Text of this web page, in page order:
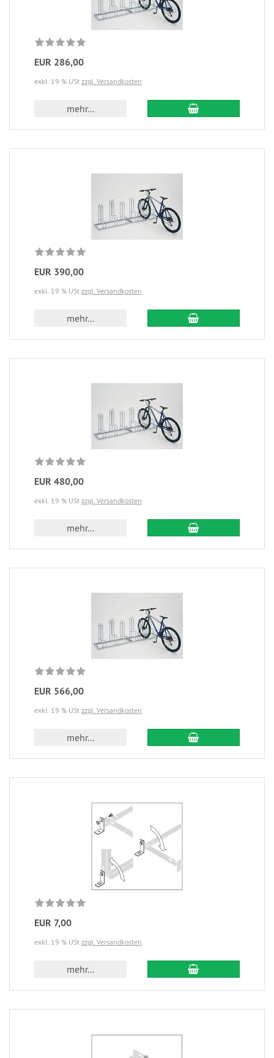
EUR 286,00
exkl. 19 % USt zzgl. Versandkosten
mehr...
EUR 390,00
exkl. 19 % USt zzgl. Versandkosten
mehr...
EUR 480,00
exkl. 19 % USt zzgl. Versandkosten
mehr...
EUR 566,00
exkl. 19 % USt zzgl. Versandkosten
mehr...
EUR 7,00
exkl. 19 % USt zzgl. Versandkosten
mehr...